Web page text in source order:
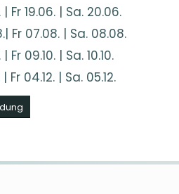
| Fr 19.06. | Sa. 20.06.
Fr 07.08. | Sa. 08.08.
Fr 09.10. | Sa. 10.10.
Fr 04.12. | Sa. 05.12.